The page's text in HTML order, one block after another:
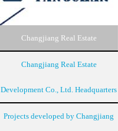
Changjiang Real Estate
Changjiang Real Estate
Development Co., Ltd. Headquarters
Projects developed by Changjiang